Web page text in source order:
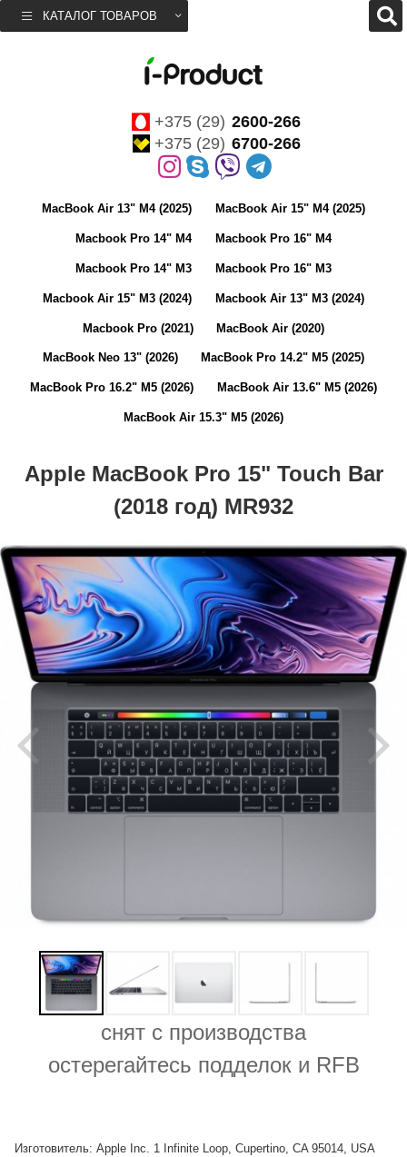
КАТАЛОГ ТОВАРОВ
+375 (29) 2600-266
+375 (29) 6700-266
MacBook Air 13" M4 (2025) MacBook Air 15" M4 (2025)
Macbook Pro 14" M4 Macbook Pro 16" M4
Macbook Pro 14" M3 Macbook Pro 16" M3
Macbook Air 15" M3 (2024) Macbook Air 13" M3 (2024)
Macbook Pro (2021) MacBook Air (2020)
MacBook Neo 13" (2026) MacBook Pro 14.2" M5 (2025)
MacBook Pro 16.2" M5 (2026) MacBook Air 13.6" M5 (2026)
MacBook Air 15.3" M5 (2026)
Apple MacBook Pro 15" Touch Bar
(2018 год) MR932
снят с производства
остерегайтесь подделок и RFB
Изготовитель: Apple Inc. 1 Infinite Loop, Cupertino, CA 95014, USA